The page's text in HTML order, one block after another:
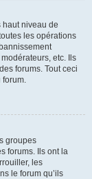
haut niveau de
les opérations
etc. Ils
forums. Tout ceci
forum.
groupes
forums. Ils ont la
les
le forum qu’ils